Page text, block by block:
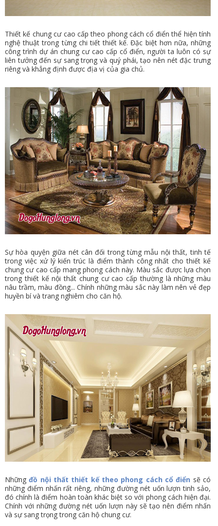
Thiết kế chung cư cao cấp theo phong cách cổ điển thể hiện tính
nghệ thuật trong từng chi tiết thiết kế. Đặc biệt hơn nữa, những
công trình dự án chung cư cao cấp cổ điển, người ta luôn có sự
liên tưởng đến sự sang trọng và quý phái, tạo nên nét đặc trưng
riêng và khẳng định được địa vị của gia chủ.
Sự hòa quyện giữa nét cân đối trong từng mẫu nội thất, tinh tế
trong việc xử lý kiến trúc là điểm thành công nhất cho thiết kế
chung cư cao cấp mang phong cách này. Màu sắc được lựa chọn
trong thiết kế nội thất chung cư cao cấp thường là những màu
nâu trầm, màu đồng... Chính những màu sắc này làm nên vẻ đẹp
huyền bí và trang nghiêm cho căn hộ.
Nhữngđồ nội thất thiết kế theo phong cách cổ điển sẽ có
những điểm nhấn rất riêng, những đường nét uốn lượn tinh sảo,
đó chính là điểm hoàn toàn khác biệt so với phong cách hiện đại.
Chính với những đường nét uốn lượn này sẽ tạo nên điểm nhấn
và sự sang trọng trong căn hộ chung cư.